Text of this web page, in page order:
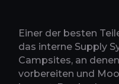
Einer der besten
das interne Supply
Campsites, an
vorbereiten und